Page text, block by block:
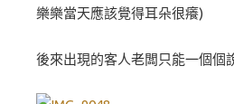
樂樂當天應該覺得耳朵很癢)
後來出現的客人老闆只能一個個